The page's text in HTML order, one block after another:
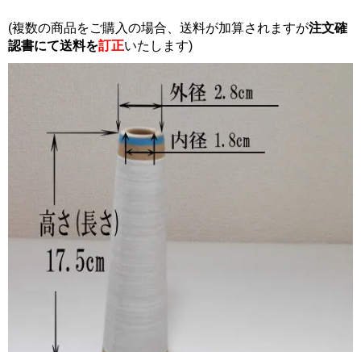
(複数の商品をご購入の場合、送料が加算されますが注文確
認書にて送料を訂正いたします)